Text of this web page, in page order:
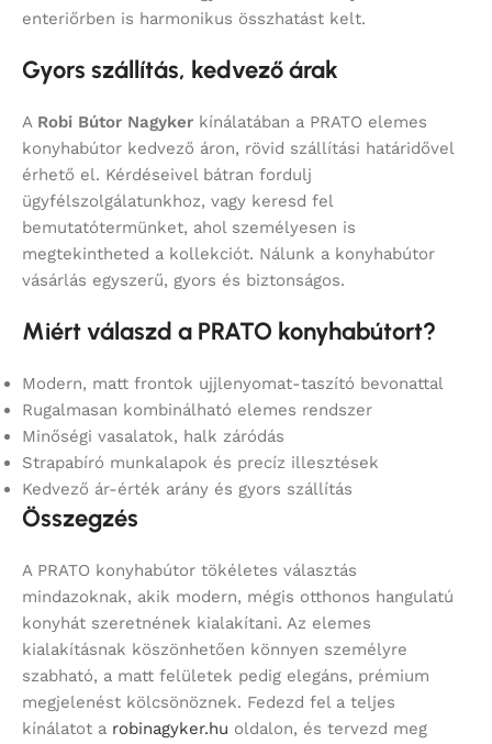
enteriőrben is harmonikus összhatást kelt.
Gyors szállítás, kedvező árak
A Robi Bútor Nagyker kínálatában a PRATO elemes
konyhabútor kedvező áron, rövid szállítási határidővel
érhető el. Kérdéseivel bátran fordulj
ügyfélszolgálatunkhoz, vagy keresd fel
bemutatótermünket, ahol személyesen is
megtekintheted a kollekciót. Nálunk a konyhabútor
vásárlás egyszerű, gyors és biztonságos.
Miért válaszd a PRATO konyhabútort?
Modern, matt frontok ujjlenyomat-taszító bevonattal
Rugalmasan kombinálható elemes rendszer
Minőségi vasalatok, halk záródás
Strapabíró munkalapok és precíz illesztések
Kedvező ár-érték arány és gyors szállítás
Összegzés
A PRATO konyhabútor tökéletes választás
mindazoknak, akik modern, mégis otthonos hangulatú
konyhát szeretnének kialakítani. Az elemes
kialakításnak köszönhetően könnyen személyre
szabható, a matt felületek pedig elegáns, prémium
megjelenést kölcsönöznek. Fedezd fel a teljes
kínálatot a robinagyker.hu oldalon, és tervezd meg